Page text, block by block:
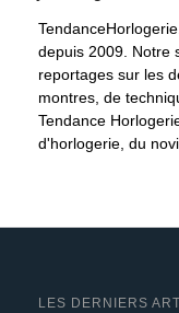
depuis 2009. Notre
reportages sur les
montres, de
Tendance
d'horlogerie, du
LES DERNIERS